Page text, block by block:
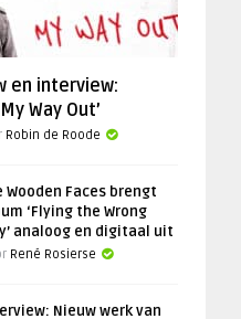
en interview:
Way Out’
Robin de Roode
Wooden Faces brengt
‘Flying the Wrong
analoog en digitaal uit
René Rosierse
Nieuw werk van